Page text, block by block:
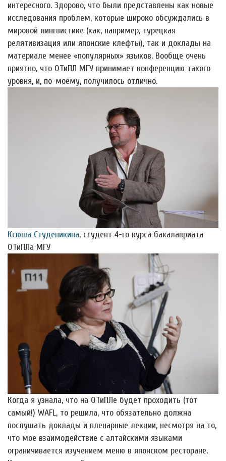
интересного. Здорово, что были представлены как новые
исследования проблем, которые широко обсуждались в
мировой лингвистике (как, например, турецкая
релятивизация или японские клефты), так и доклады на
материале менее «популярных» языков. Вообще очень
приятно, что ОТиПЛ МГУ принимает конференцию такого
уровня, и, по-моему, получилось отлично.
Ксюша Студеникина, студент 4-го курса бакалавриата
ОТиПЛа МГУ
Когда я узнала, что на ОТиПЛе будет проходить (тот
самый!) WAFL, то решила, что обязательно должна
послушать доклады и пленарные лекции, несмотря на то,
что мое взаимодействие с алтайскими языками
ограничивается изучением меню в японском ресторане.